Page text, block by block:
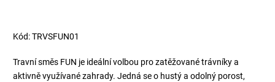
Kód:TRVSFUN01
Travní směs FUN je ideální volbou pro zatěžované trávníky a
aktivně využívané zahrady. Jedná se o hustý a odolný porost,